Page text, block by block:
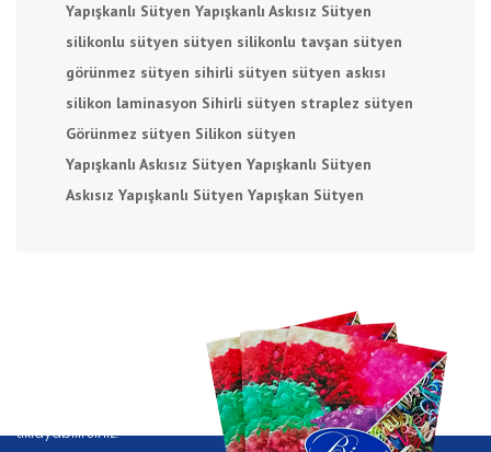
Yapışkanlı Sütyen Yapışkanlı Askısız Sütyen
silikonlu sütyen sütyen silikonlu tavşan sütyen
görünmez sütyen sihirli sütyen sütyen askısı
silikon laminasyon Sihirli sütyen straplez sütyen
Görünmez sütyen Silikon sütyen
Yapışkanlı Askısız Sütyen Yapışkanlı Sütyen
Askısız Yapışkanlı Sütyen Yapışkan Sütyen
Kataloğumuzu görüntülemek için E-Katalog butonuna
tıklayabilirsiniz.